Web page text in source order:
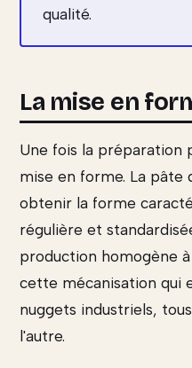
qualité.
La mise en
Une fois la préparation
mise en forme. La pâte
obtenir la forme
régulière et
production homogène
cette mécanisation qui
nuggets industriels,
l'autre.